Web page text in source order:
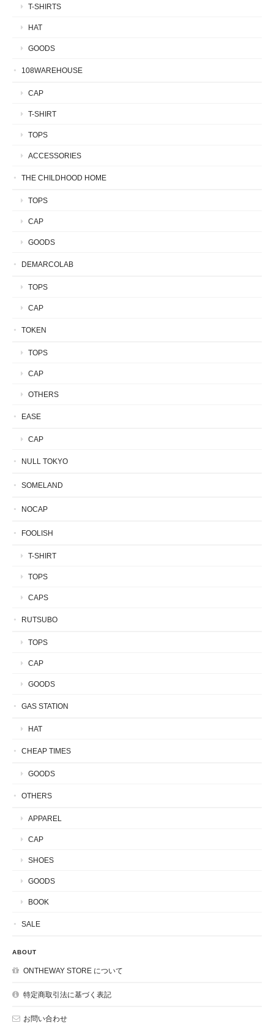
T-SHIRTS
HAT
GOODS
108WAREHOUSE
CAP
T-SHIRT
TOPS
ACCESSORIES
THE CHILDHOOD HOME
TOPS
CAP
GOODS
DEMARCOLAB
TOPS
CAP
TOKEN
TOPS
CAP
OTHERS
EASE
CAP
NULL TOKYO
SOMELAND
NOCAP
FOOLISH
T-SHIRT
TOPS
CAPS
RUTSUBO
TOPS
CAP
GOODS
GAS STATION
HAT
CHEAP TIMES
GOODS
OTHERS
APPAREL
CAP
SHOES
GOODS
BOOK
SALE
ABOUT
ONTHEWAY STORE について
特定商取引法に基づく表記
お問い合わせ